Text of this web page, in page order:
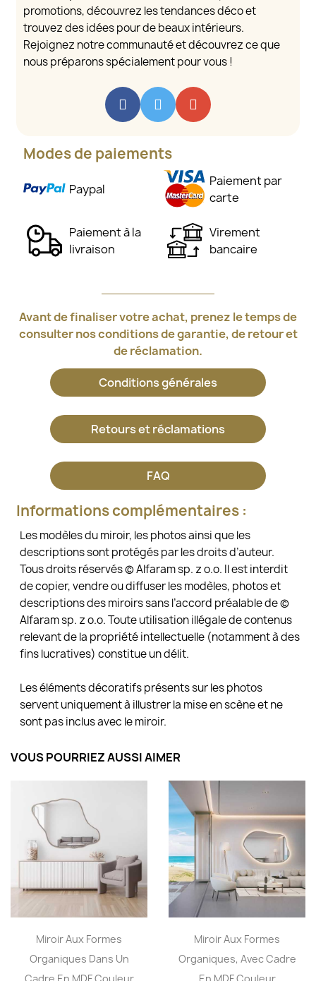
promotions, découvrez les tendances déco et
trouvez des idées pour de beaux intérieurs.
Rejoignez notre communauté et découvrez ce que
nous préparons spécialement pour vous !
Modes de paiements
Paypal
Paiement par
carte
Paiement à la
livraison
Virement
bancaire
Avant de finaliser votre achat, prenez le temps de
consulter nos conditions de garantie, de retour et
de réclamation.
Conditions générales
Retours et réclamations
FAQ
Informations complémentaires :
Les modèles du miroir, les photos ainsi que les
descriptions sont protégés par les droits d’auteur.
Tous droits réservés © Alfaram sp. z o.o. Il est interdit
de copier, vendre ou diffuser les modèles, photos et
descriptions des miroirs sans l’accord préalable de ©
Alfaram sp. z o.o. Toute utilisation illégale de contenus
relevant de la propriété intellectuelle (notamment à des
fins lucratives) constitue un délit.
Les éléments décoratifs présents sur les photos
servent uniquement à illustrer la mise en scène et ne
sont pas inclus avec le miroir.
VOUS POURRIEZ AUSSI AIMER
Miroir Aux Formes
Organiques Dans Un
Cadre En MDF Couleur
Miroir Aux Formes
Organiques, Avec Cadre
En MDF Couleur